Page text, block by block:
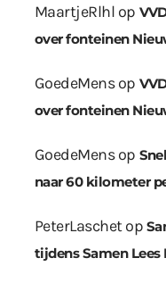
MaartjeRlhl op
over fonteinen
GoedeMensop
over fonteinen
GoedeMensop
naar 60 kilometer
PeterLaschetop
tijdens Samen Lees